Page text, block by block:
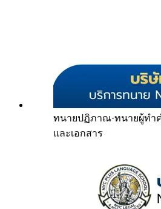
ทนายปฏิภาณ·ทนายผู้ทำ
และเอกสาร